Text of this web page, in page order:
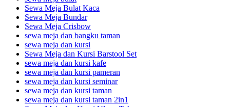
Sewa Meja Bulat Kaca
Sewa Meja Bundar
Sewa Meja Crisbow
sewa meja dan bangku taman
sewa meja dan kursi
Sewa Meja dan Kursi Barstool Set
sewa meja dan kursi kafe
sewa meja dan kursi pameran
sewa meja dan kursi seminar
sewa meja dan kursi taman
sewa meja dan kursi taman 2in1